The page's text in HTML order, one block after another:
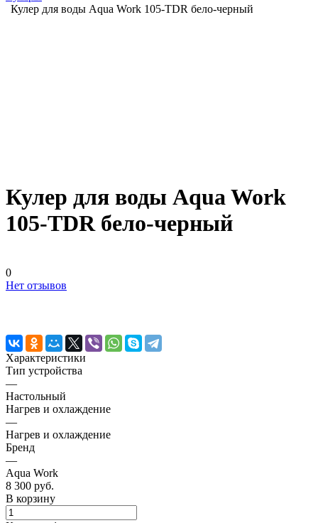
Кулер для воды Aqua Work 105-TDR бело-черный
Кулер для воды Aqua Work
105-TDR бело-черный
0
Нет отзывов
Характеристики
Тип устройства
—
Настольный
Нагрев и охлаждение
—
Нагрев и охлаждение
Бренд
—
Aqua Work
8 300 руб.
В корзину